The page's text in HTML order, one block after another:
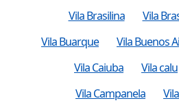
Vila Brasilina
Vila
Vila Buarque
Vila Buenos
Vila Caiuba
Vila calu
Vila Campanela